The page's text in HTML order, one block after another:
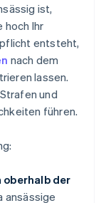
ist,
hoch Ihr
entsteht,
nach dem
lassen.
und
führen.
oberhalb der
ansässige